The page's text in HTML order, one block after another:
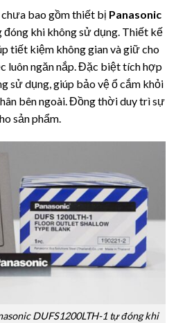
bao gồm thiết bị Panasonic
đóng khi không sử dụng. Thiết kế
tiết kiệm không gian và giữ cho
luôn ngăn nắp. Đặc biệt tích hợp
sử dụng, giúp bảo vệ ổ cắm khỏi
bên ngoài. Đồng thời duy trì sự
sản phẩm.
DUFS1200LTH-1 tự đóng khi